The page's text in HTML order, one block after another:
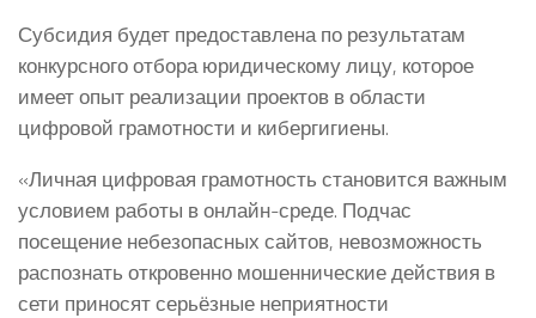
Субсидия будет предоставлена по результатам
конкурсного отбора юридическому лицу, которое
имеет опыт реализации проектов в области
цифровой грамотности и кибергигиены.
«Личная цифровая грамотность становится важным
условием работы в онлайн-среде. Подчас
посещение небезопасных сайтов, невозможность
распознать откровенно мошеннические действия в
сети приносят серьёзные неприятности